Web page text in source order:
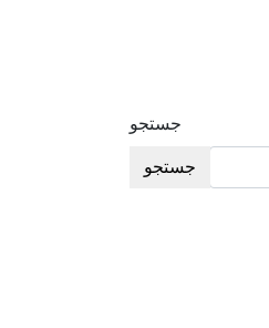
جستجو
جستجو